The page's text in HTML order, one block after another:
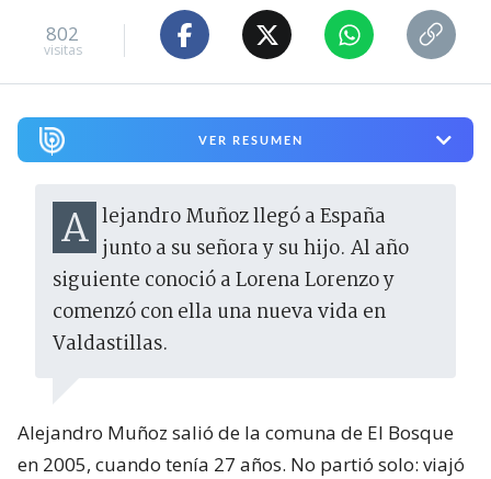
802
visitas
VER RESUMEN
Alejandro Muñoz llegó a España junto a su señora y su hijo. Al año
siguiente conoció a Lorena Lorenzo y
comenzó con ella una nueva vida en
Valdastillas.
Alejandro Muñoz salió de la comuna de El Bosque
en 2005, cuando tenía 27 años. No partió solo: viajó